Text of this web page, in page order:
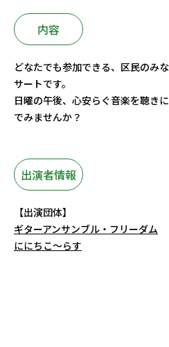
内容
どなたでも参加できる、区民のみ
サートです。
日曜の午後、心安らぐ音楽を聴き
でみませんか？
出演者情報
【出演団体】
ギターアンサンブル・フリーダム
ににちこ～らす